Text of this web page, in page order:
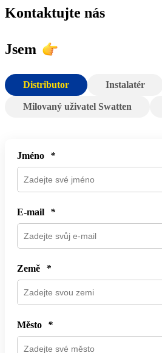
Kontaktujte nás
Jsem
Distributor Instalatér
Milovaný uživatel Swatten
Jméno *
E-mail *
Země *
Město *